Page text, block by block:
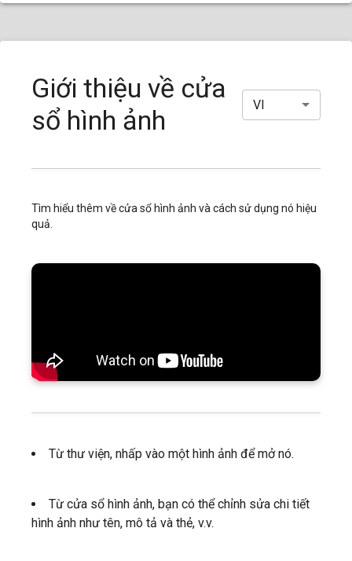
Giới thiệu về cửa
sổ hình ảnh
VI
Tìm hiểu thêm về cửa sổ hình ảnh và cách sử dụng nó hiệu
quả.
Từ thư viện, nhấp vào một hình ảnh để mở nó.
Từ cửa sổ hình ảnh, bạn có thể chỉnh sửa chi tiết
hình ảnh như tên, mô tả và thẻ, v.v.